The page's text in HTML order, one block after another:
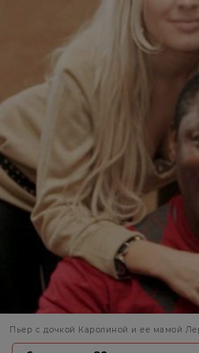
Пьер с дочкой Каролиной и ее мамой